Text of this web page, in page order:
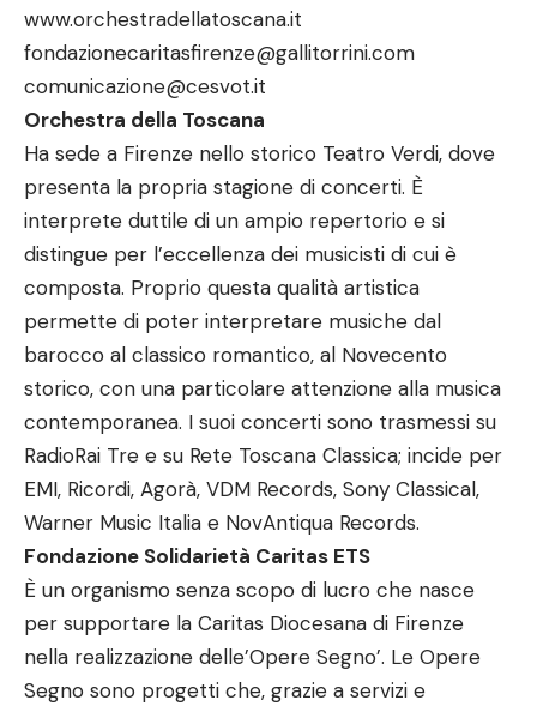
www.orchestradellatoscana.it
fondazionecaritasfirenze@gallitorrini.com
comunicazione@cesvot.it
Orchestra della Toscana
Ha sede a Firenze nello storico Teatro Verdi, dove
presenta la propria stagione di concerti. È
interprete duttile di un ampio repertorio e si
distingue per l’eccellenza dei musicisti di cui è
composta. Proprio questa qualità artistica
permette di poter interpretare musiche dal
barocco al classico romantico, al Novecento
storico, con una particolare attenzione alla musica
contemporanea. I suoi concerti sono trasmessi su
RadioRai Tre e su Rete Toscana Classica; incide per
EMI, Ricordi, Agorà, VDM Records, Sony Classical,
Warner Music Italia e NovAntiqua Records.
Fondazione Solidarietà Caritas ETS
È un organismo senza scopo di lucro che nasce
per supportare la Caritas Diocesana di Firenze
nella realizzazione delle’Opere Segno’. Le Opere
Segno sono progetti che, grazie a servizi e